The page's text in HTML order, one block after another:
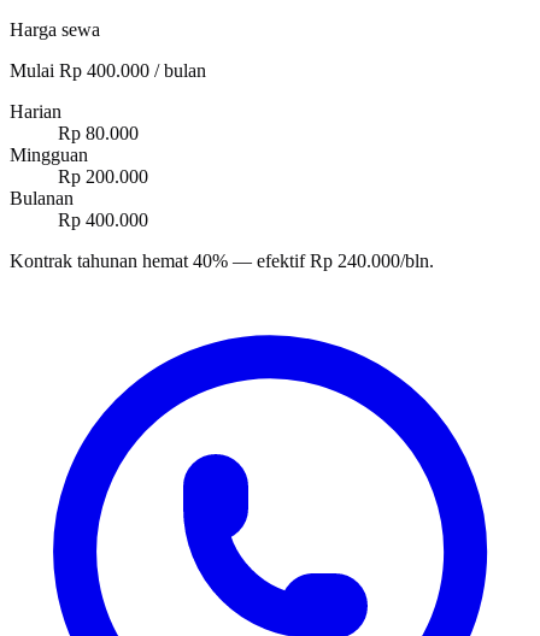
Harga sewa
Mulai Rp 400.000 / bulan
Harian
Rp 80.000
Mingguan
Rp 200.000
Bulanan
Rp 400.000
Kontrak tahunan hemat 40% — efektif Rp 240.000/bln.